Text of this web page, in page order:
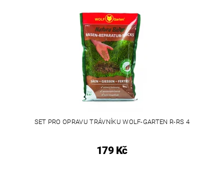
SET PRO OPRAVU TRÁVNÍKU WOLF-GARTEN R-RS 4
179 Kč